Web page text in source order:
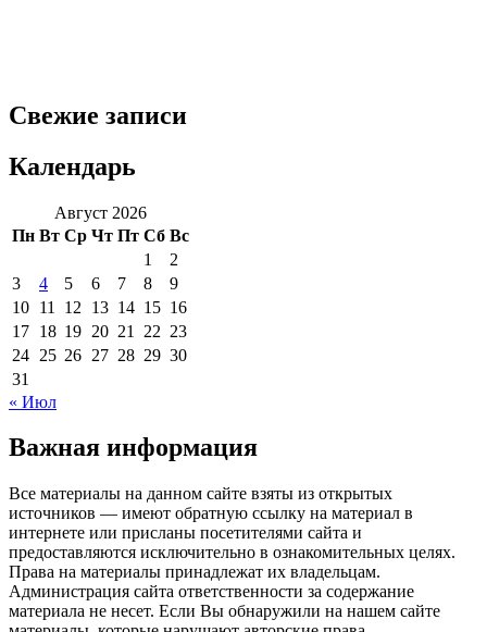
Свежие записи
Календарь
Август 2026
Пн Вт Ср Чт Пт Сб Вс
1
2
3
4 5 6 7 8
9
10 11 12 13 14 15 16
17 18 19 20 21 22 23
24 25 26 27 28 29 30
31
« Июл
Важная информация
Все материалы на данном сайте взяты из открытых
источников — имеют обратную ссылку на материал в
интернете или присланы посетителями сайта и
предоставляются исключительно в ознакомительных целях.
Права на материалы принадлежат их владельцам.
Администрация сайта ответственности за содержание
материала не несет. Если Вы обнаружили на нашем сайте